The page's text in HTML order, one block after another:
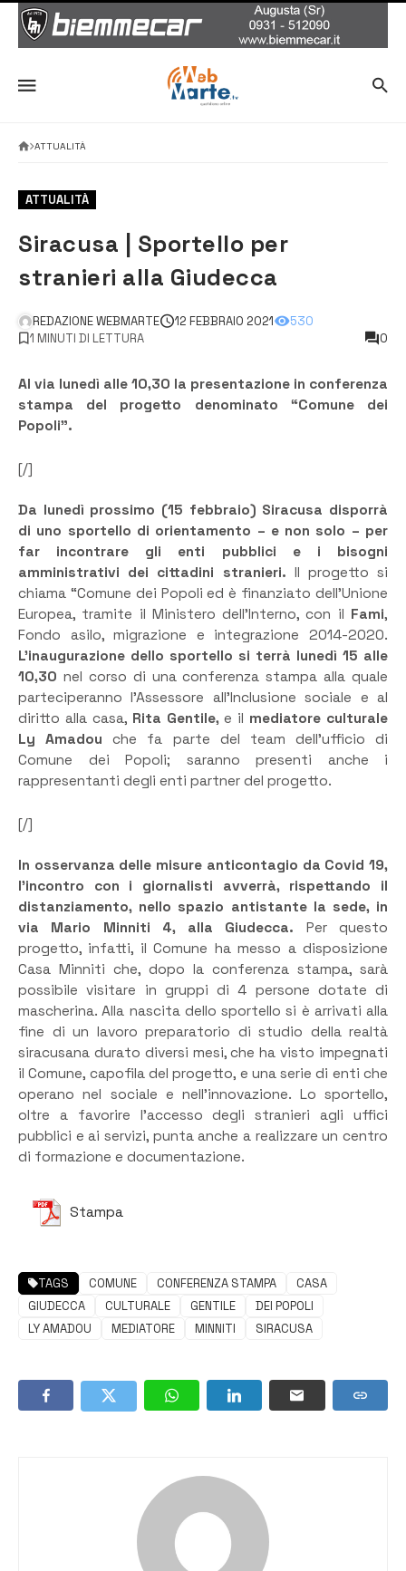
ATTUALITÀ
ATTUALITÀ
Siracusa | Sportello per
stranieri alla Giudecca
REDAZIONE WEBMARTE 12 FEBBRAIO 2021
530
1 MINUTI DI LETTURA
0
Al via lunedì alle 10,30 la presentazione in conferenza
stampa del progetto denominato “Comune dei
Popoli”.
[/]
Da lunedì prossimo (15 febbraio) Siracusa disporrà
di uno sportello di orientamento – e non solo – per
far incontrare gli enti pubblici e i bisogni
amministrativi dei cittadini stranieri. Il progetto si
chiama “Comune dei Popoli ed è finanziato dell’Unione
Europea, tramite il Ministero dell’Interno, con il Fami,
Fondo asilo, migrazione e integrazione 2014-2020.
L’inaugurazione dello sportello si terrà lunedì 15 alle
10,30 nel corso di una conferenza stampa alla quale
parteciperanno l’Assessore all’Inclusione sociale e al
diritto alla casa, Rita Gentile,e il mediatore culturale
Ly Amadouche fa parte del team dell’ufficio di
Comune dei Popoli; saranno presenti anche i
rappresentanti degli enti partner del progetto.
[/]
In osservanza delle misure anticontagio da Covid 19,
l’incontro con i giornalisti avverrà, rispettando il
distanziamento, nello spazio antistante la sede, in
via Mario Minniti 4, alla Giudecca. Per questo
progetto, infatti, il Comune ha messo a disposizione
Casa Minniti che, dopo la conferenza stampa, sarà
possibile visitare in gruppi di 4 persone dotate di
mascherina. Alla nascita dello sportello si è arrivati alla
fine di un lavoro preparatorio di studio della realtà
siracusana durato diversi mesi, che ha visto impegnati
il Comune, capofila del progetto, e una serie di enti che
operano nel sociale e nell’innovazione. Lo sportello,
oltre a favorire l’accesso degli stranieri agli uffici
pubblici e ai servizi, punta anche a realizzare un centro
di formazione e documentazione.
Stampa
TAGS COMUNE CONFERENZA STAMPA
CASA
GIUDECCA
CULTURALE GENTILE
DEI POPOLI
LY AMADOU
MEDIATORE MINNITI SIRACUSA